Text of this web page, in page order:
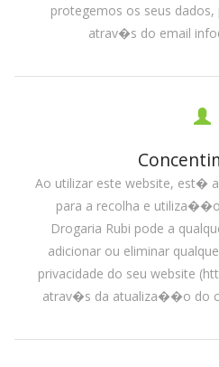
protegemos os seus
atrav�s do email
Ao utilizar este website, est�
para a recolha e
Drogaria Rubi pode a
adicionar ou eliminar
privacidade do seu website
atrav�s da atualiza��o do